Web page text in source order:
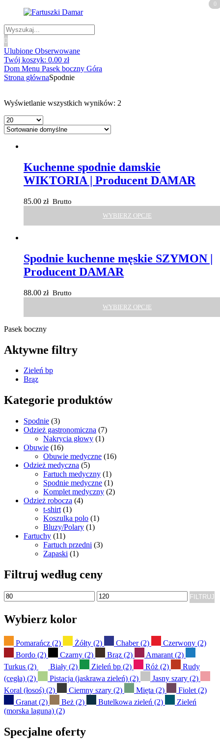
Wyszukiwanie
produktów
0
Ulubione Obserwowane
0
Twój koszyk: 0.00 zł
Dom Menu Pasek boczny Góra
Strona głównaSpodnie
Wyświetlanie wszystkich wyników: 2
Kuchenne spodnie damskie
WIKTORIA | Producent DAMAR
85.00 zł Brutto
WYBIERZ OPCJE
Spodnie kuchenne męskie SZYMON |
Producent DAMAR
88.00 zł Brutto
WYBIERZ OPCJE
Pasek boczny
Aktywne filtry
Zieleń bp
Brąz
Kategorie produktów
Spodnie (3)
Odzież gastronomiczna (7)
Nakrycia głowy (1)
Obuwie (16)
Obuwie medyczne (16)
Odzież medyczna (5)
Fartuch medyczny (1)
Spodnie medyczne (1)
Komplet medyczny (2)
Odzież robocza (4)
t-shirt (1)
Koszulka polo (1)
Bluzy/Polary (1)
Fartuchy (11)
Fartuch przedni (3)
Zapaski (1)
Filtruj według ceny
Cena
min
Cena
max
FILTRUJ
Wybierz kolor
Pomarańcz (2) Żółty (2) Chaber (2) Czerwony (2)
Bordo (2) Czarny (2) Brąz (2) Amarant (2)
Turkus (2) Biały (2) Zieleń bp (2) Róż (2)
Rudy
(cegła) (2) Pistacja (jaskrawa zieleń) (2) Jasny szary (2)
Koral (łosoś) (2) Ciemny szary (2) Mięta (2) Fiolet (2)
Granat (2) Beż (2) Butelkowa zieleń (2)
Zieleń
(morska laguna) (2)
Specjalne oferty